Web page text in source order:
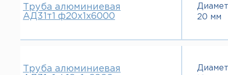
Труба алюминиевая
АД31т1 ф20х1х6000
20 мм
Труба алюминиевая